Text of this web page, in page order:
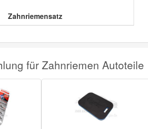
Zahnriemensatz
für Zahnriemen Autoteile